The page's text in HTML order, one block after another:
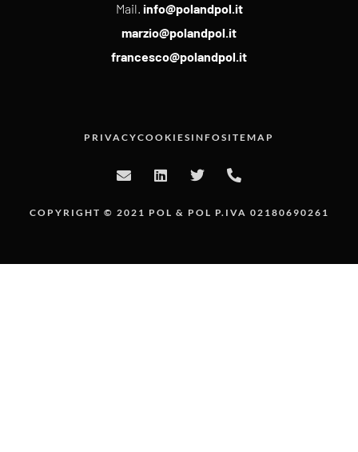
Mail. info@polandpol.it
marzio@polandpol.it
francesco@polandpol.it
PRIVACYCOOKIES INFOSITEMAP
COPYRIGHT © 2021 POL & POL P.IVA 02180690261